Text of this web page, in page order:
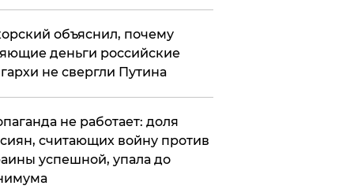
объяснил, почему
деньги российские
не свергли Путина
не работает: доля
считающих войну против
успешной, упала до